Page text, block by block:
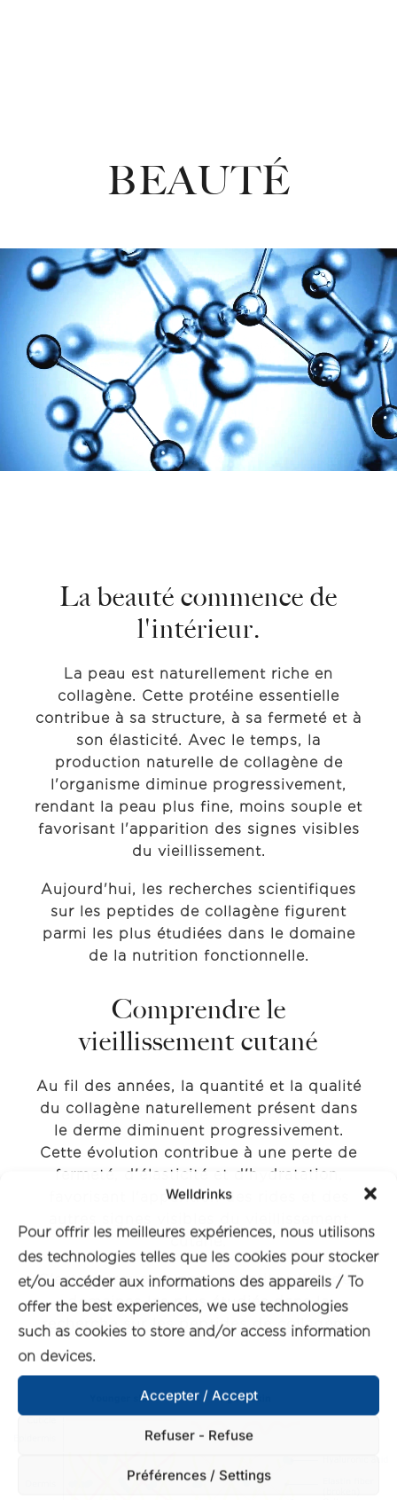
Welldrinks
Pour offrir les meilleures expériences, nous utilisons
des technologies telles que les cookies pour stocker
et/ou accéder aux informations des appareils / To
offer the best experiences, we use technologies
such as cookies to store and/or access information
on devices.
Accepter / Accept
Refuser - Refuse
Préférences / Settings
BEAUTÉ
La beauté commence de
l'intérieur.
La peau est naturellement riche en
collagène. Cette protéine essentielle
contribue à sa structure, à sa fermeté et à
son élasticité. Avec le temps, la
production naturelle de collagène de
l'organisme diminue progressivement,
rendant la peau plus fine, moins souple et
favorisant l'apparition des signes visibles
du vieillissement.
Aujourd'hui, les recherches scientifiques
sur les peptides de collagène figurent
parmi les plus étudiées dans le domaine
de la nutrition fonctionnelle.
Comprendre le
vieillissement cutané
Au fil des années, la quantité et la qualité
du collagène naturellement présent dans
le derme diminuent progressivement.
Cette évolution contribue à une perte de
fermeté, d'élasticité et d'hydratation,
favorisant l'apparition des rides et des
cutané.
C'est pourquoi la peau constitue l'un des
domaines les plus étudiés dans la
recherche sur les peptides de collagène.